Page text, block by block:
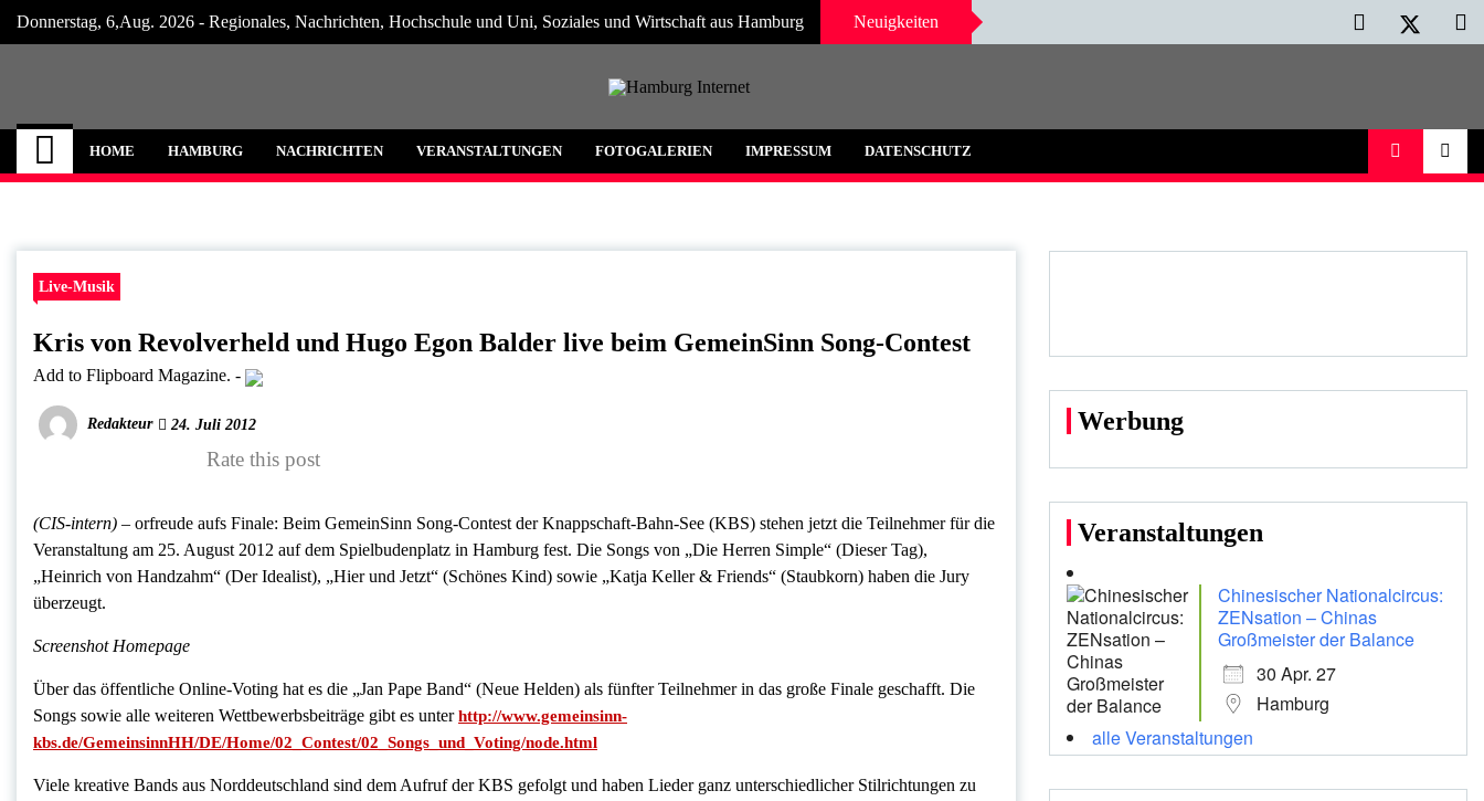
Skip
Donnerstag, 6,Aug. 2026 - Regionales, Nachrichten, Hochschule und Uni, Soziales und Wirtschaft aus Hamburg Neuigkeiten
Hamburg Internet
Neuigkeiten und Nachrichten aus Hamburg und Umgebung
HOME HAMBURG NACHRICHTEN VERANSTALTUNGEN FOTOGALERIEN IMPRESSUM DATENSCHUTZ
Live-Musik
Kris von Revolverheld und Hugo Egon Balder live beim GemeinSinn Song-Contest
Add to Flipboard Magazine. -
Redakteur 24. Juli 2012
Rate this post
(CIS-intern) – orfreude aufs Finale: Beim GemeinSinn Song-Contest der Knappschaft-Bahn-See (KBS) stehen jetzt die Teilnehmer für die
Veranstaltung am 25. August 2012 auf dem Spielbudenplatz in Hamburg fest. Die Songs von „Die Herren Simple“ (Dieser Tag),
„Heinrich von Handzahm“ (Der Idealist), „Hier und Jetzt“ (Schönes Kind) sowie „Katja Keller & Friends“ (Staubkorn) haben die Jury
überzeugt.
Screenshot Homepage
Über das öffentliche Online-Voting hat es die „Jan Pape Band“ (Neue Helden) als fünfter Teilnehmer in das große Finale geschafft. Die
Songs sowie alle weiteren Wettbewerbsbeiträge gibt es unterhttp://www.gemeinsinn-
kbs.de/GemeinsinnHH/DE/Home/02_Contest/02_Songs_und_Voting/node.html
Viele kreative Bands aus Norddeutschland sind dem Aufruf der KBS gefolgt und haben Lieder ganz unterschiedlicher Stilrichtungen zu
Werbung
Veranstaltungen
Chinesischer Nationalcircus:
ZENsation – Chinas
Großmeister der Balance
30 Apr. 27
Hamburg
alle Veranstaltungen